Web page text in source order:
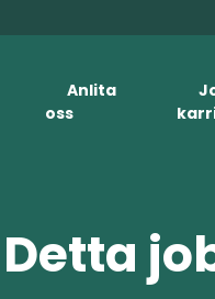
Anlita
oss
Detta